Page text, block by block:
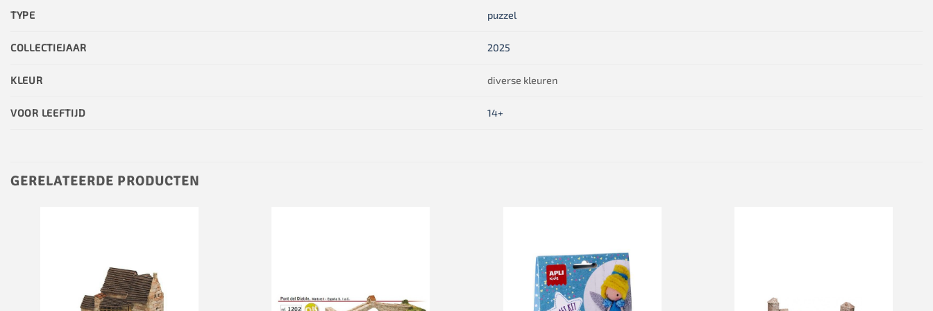
TYPE puzzel
COLLECTIEJAAR 2025
KLEUR diverse kleuren
VOOR LEEFTIJD 14+
GERELATEERDE PRODUCTEN